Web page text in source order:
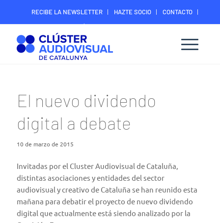
RECIBE LA NEWSLETTER HAZTE SOCIO
CONTACTO
ÁREA DIGITAL SOCIOS
El nuevo dividendo
digital a debate
10 de marzo de 2015
Invitadas por el Cluster Audiovisual de Cataluña,
distintas asociaciones y entidades del sector
audiovisual y creativo de Cataluña se han reunido esta
mañana para debatir el proyecto de nuevo dividendo
digital que actualmente está siendo analizado por la